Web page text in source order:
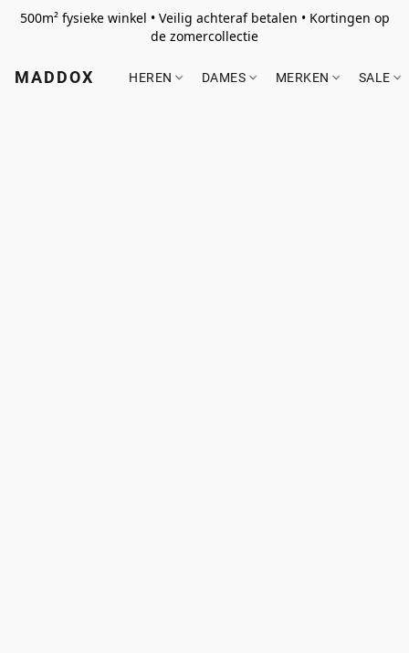
500m² fysieke winkel • Veilig achteraf betalen • Kortingen op
de zomercollectie
MADDOX HEREN DAMES MERKEN SALE